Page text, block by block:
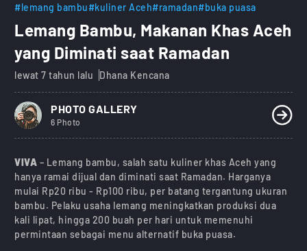
#lemang bambu#kuliner Aceh#ramadan#buka puasa
Lemang Bambu, Makanan Khas Aceh
yang Diminati saat Ramadan
lewat 7 tahun lalu Dhana Kencana
PHOTO GALLERY
6 Photo
VIVA – Lemang bambu, salah satu kuliner khas Aceh yang
hanya ramai dijual dan diminati saat Ramadan. Harganya
mulai Rp20 ribu - Rp100 ribu, per batang tergantung ukuran
bambu. Pelaku usaha lemang meningkatkan produksi dua
kali lipat, hingga 200 buah per hari untuk memenuhi
permintaan sebagai menu alternatif buka puasa.